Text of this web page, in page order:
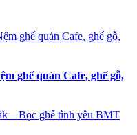
ghế quán Cafe, ghế gỗ,